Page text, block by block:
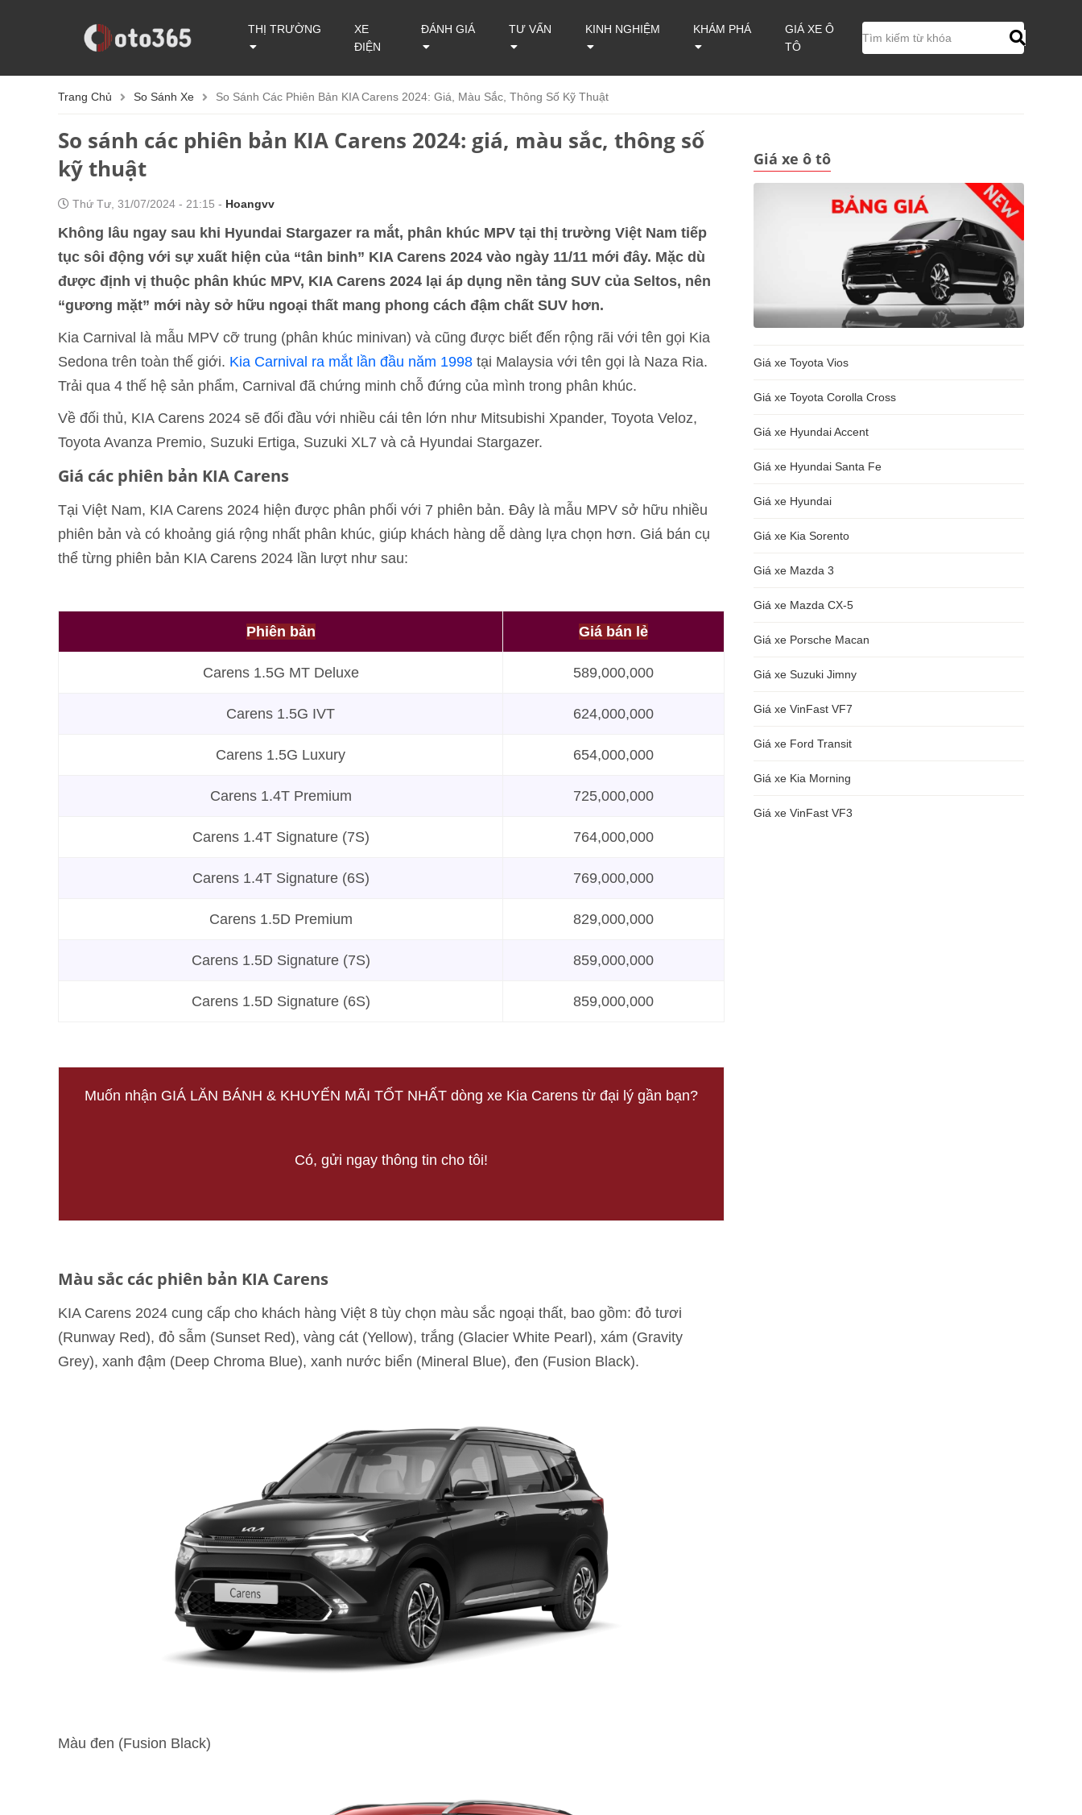
THỊ TRƯỜNG
XE
ĐIỆN
ĐÁNH GIÁ TƯ VẤN KINH NGHIỆM KHÁM PHÁ
GIÁ XE Ô
TÔ
Trang Chủ So Sánh Xe So Sánh Các Phiên Bản KIA Carens 2024: Giá, Màu Sắc, Thông Số Kỹ Thuật
So sánh các phiên bản KIA Carens 2024: giá, màu sắc, thông số
kỹ thuật
Thứ Tư, 31/07/2024 - 21:15 - Hoangvv
Không lâu ngay sau khi Hyundai Stargazer ra mắt, phân khúc MPV tại thị trường Việt Nam tiếp
tục sôi động với sự xuất hiện của “tân binh” KIA Carens 2024 vào ngày 11/11 mới đây. Mặc dù
được định vị thuộc phân khúc MPV, KIA Carens 2024 lại áp dụng nền tảng SUV của Seltos, nên
“gương mặt” mới này sở hữu ngoại thất mang phong cách đậm chất SUV hơn.
Kia Carnival là mẫu MPV cỡ trung (phân khúc minivan) và cũng được biết đến rộng rãi với tên gọi Kia
Sedona trên toàn thế giới. Kia Carnival ra mắt lần đầu năm 1998 tại Malaysia với tên gọi là Naza Ria.
Trải qua 4 thế hệ sản phẩm, Carnival đã chứng minh chỗ đứng của mình trong phân khúc.
Về đối thủ, KIA Carens 2024 sẽ đối đầu với nhiều cái tên lớn như Mitsubishi Xpander, Toyota Veloz,
Toyota Avanza Premio, Suzuki Ertiga, Suzuki XL7 và cả Hyundai Stargazer.
Giá các phiên bản KIA Carens
Tại Việt Nam, KIA Carens 2024 hiện được phân phối với 7 phiên bản. Đây là mẫu MPV sở hữu nhiều
phiên bản và có khoảng giá rộng nhất phân khúc, giúp khách hàng dễ dàng lựa chọn hơn. Giá bán cụ
thể từng phiên bản KIA Carens 2024 lần lượt như sau:
Phiên bản Giá bán lẻ
Carens 1.5G MT Deluxe 589,000,000
Carens 1.5G IVT 624,000,000
Carens 1.5G Luxury 654,000,000
Carens 1.4T Premium 725,000,000
Carens 1.4T Signature (7S) 764,000,000
Carens 1.4T Signature (6S) 769,000,000
Carens 1.5D Premium 829,000,000
Carens 1.5D Signature (7S) 859,000,000
Carens 1.5D Signature (6S) 859,000,000
Muốn nhận GIÁ LĂN BÁNH & KHUYẾN MÃI TỐT NHẤT dòng xe Kia Carens từ đại lý gần bạn?
Có, gửi ngay thông tin cho tôi!
Màu sắc các phiên bản KIA Carens
KIA Carens 2024 cung cấp cho khách hàng Việt 8 tùy chọn màu sắc ngoại thất, bao gồm: đỏ tươi
(Runway Red), đỏ sẫm (Sunset Red), vàng cát (Yellow), trắng (Glacier White Pearl), xám (Gravity
Grey), xanh đậm (Deep Chroma Blue), xanh nước biển (Mineral Blue), đen (Fusion Black).
Màu đen (Fusion Black)
Giá xe ô tô
Giá xe Toyota Vios
Giá xe Toyota Corolla Cross
Giá xe Hyundai Accent
Giá xe Hyundai Santa Fe
Giá xe Hyundai
Giá xe Kia Sorento
Giá xe Mazda 3
Giá xe Mazda CX-5
Giá xe Porsche Macan
Giá xe Suzuki Jimny
Giá xe VinFast VF7
Giá xe Ford Transit
Giá xe Kia Morning
Giá xe VinFast VF3